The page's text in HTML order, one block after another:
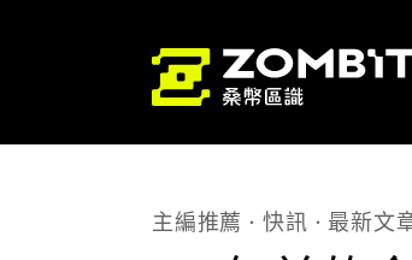
主編推薦 快訊 最新文